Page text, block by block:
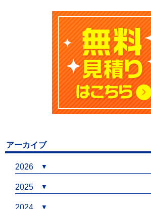
アーカイブ
2026
2025
2024